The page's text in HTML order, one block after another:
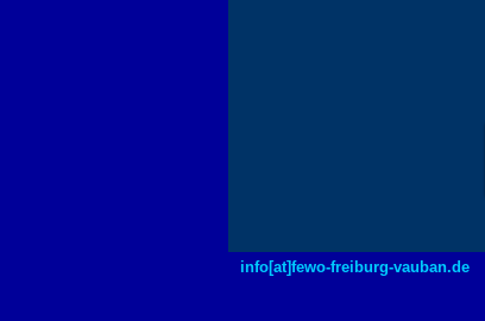
info[at]fewo-freiburg-vauban.de